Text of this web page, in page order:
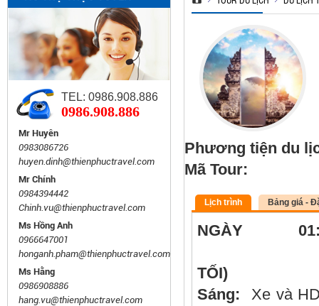
TEL: 0986.908.886
0986.908.886
Mr Huyên
0983086726
huyen.dinh@thienphuctravel.com
Mr Chính
0984394442
Chinh.vu@thienphuctravel.com
Ms Hồng Anh
0966647001
honganh.pham@thienphuctravel.com
Ms Hằng
0986908886
hang.vu@thienphuctravel.com
Phương tiện du
Mã Tour:
Lịch trình Bảng giá -
TỐI)
Sáng: Xe và